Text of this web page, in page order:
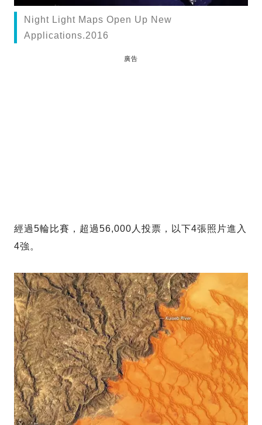
Night Light Maps Open Up New
Applications.2016
廣告
經過5輪比賽，超過56,000人投票，以下4張照片進入
4強。